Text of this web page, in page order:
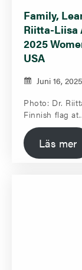
Family,
Riitta-Liisa
2025
USA
Juni 16, 2025
Photo: Dr.
Finnish flag
Läs mer